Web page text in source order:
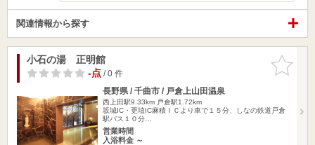
関連情報から探す
お気に入
りに追加
小石の湯 正明館
-点/ 0 件
長野県 / 千曲市 / 戸倉上山田温泉
西上田駅9.33km 戸倉駅1.72km
坂城IC・更埴IC麻積ＩＣより車で１５分、しなの鉄道戸倉
駅バス１０分…
営業時間
入浴料金 ～